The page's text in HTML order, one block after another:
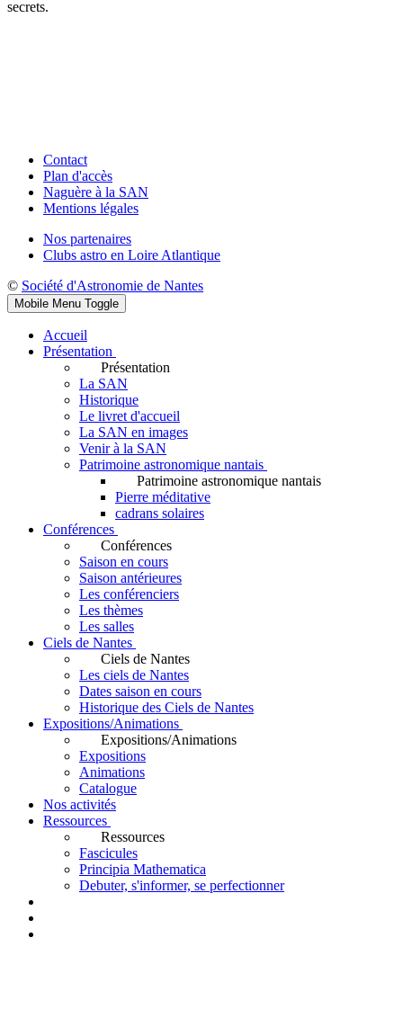
secrets.
Contact
Plan d'accès
Naguère à la SAN
Mentions légales
Nos partenaires
Clubs astro en Loire Atlantique
© Société d'Astronomie de Nantes
Mobile Menu Toggle
Accueil
Présentation
Présentation
La SAN
Historique
Le livret d'accueil
La SAN en images
Venir à la SAN
Patrimoine astronomique nantais
Patrimoine astronomique nantais
Pierre méditative
cadrans solaires
Conférences
Conférences
Saison en cours
Saison antérieures
Les conférenciers
Les thèmes
Les salles
Ciels de Nantes
Ciels de Nantes
Les ciels de Nantes
Dates saison en cours
Historique des Ciels de Nantes
Expositions/Animations
Expositions/Animations
Expositions
Animations
Catalogue
Nos activités
Ressources
Ressources
Fascicules
Principia Mathematica
Debuter, s'informer, se perfectionner